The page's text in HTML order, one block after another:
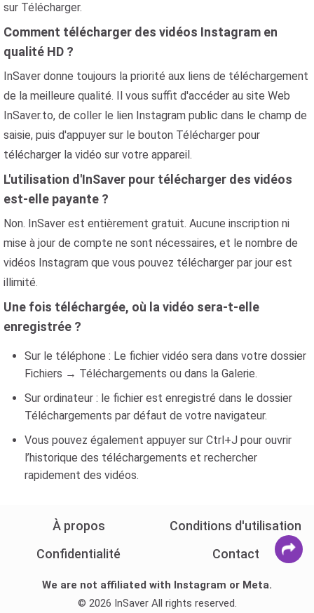
sur Télécharger.
Comment télécharger des vidéos Instagram en
qualité HD ?
InSaver donne toujours la priorité aux liens de téléchargement
de la meilleure qualité. Il vous suffit d'accéder au site Web
InSaver.to, de coller le lien Instagram public dans le champ de
saisie, puis d'appuyer sur le bouton Télécharger pour
télécharger la vidéo sur votre appareil.
L'utilisation d'InSaver pour télécharger des vidéos
est-elle payante ?
Non. InSaver est entièrement gratuit. Aucune inscription ni
mise à jour de compte ne sont nécessaires, et le nombre de
vidéos Instagram que vous pouvez télécharger par jour est
illimité.
Une fois téléchargée, où la vidéo sera-t-elle
enregistrée ?
Sur le téléphone : Le fichier vidéo sera dans votre dossier
Fichiers → Téléchargements ou dans la Galerie.
Sur ordinateur : le fichier est enregistré dans le dossier
Téléchargements par défaut de votre navigateur.
Vous pouvez également appuyer sur Ctrl+J pour ouvrir
l’historique des téléchargements et rechercher
rapidement des vidéos.
À propos
Conditions d'utilisation
Confidentialité
Contact
We are not affiliated with Instagram or Meta.
© 2026 InSaver All rights reserved.